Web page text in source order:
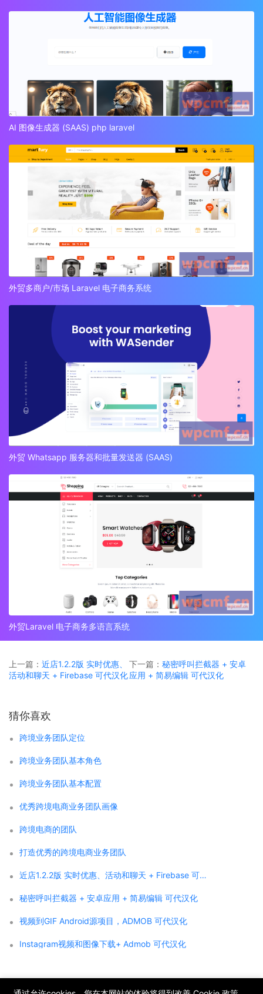
AI 图像生成器 (SAAS) php laravel
外贸多商户/市场 Laravel 电子商务系统
外贸 Whatsapp 服务器和批量发送器 (SAAS)
外贸Laravel 电子商务多语言系统
上一篇： 近店1.2.2版 实时优惠、
活动和聊天 + Firebase 可代汉化
下一篇： 秘密呼叫拦截器 + 安卓
应用 + 简易编辑 可代汉化
猜你喜欢
跨境业务团队定位
跨境业务团队基本角色
跨境业务团队基本配置
优秀跨境电商业务团队画像
跨境电商的团队
打造优秀的跨境电商业务团队
近店1.2.2版 实时优惠、活动和聊天 + Firebase 可代汉化
秘密呼叫拦截器 + 安卓应用 + 简易编辑 可代汉化
视频到GIF Android源项目，ADMOB 可代汉化
Instagram视频和图像下载+ Admob 可代汉化